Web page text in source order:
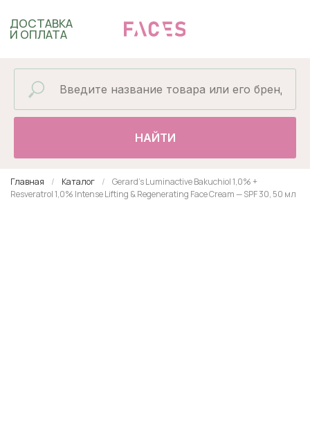
И ОПЛАТА
НАЙТИ
Главная Каталог
Gerard's Luminactive Bakuchiol 1,0% +
Resveratrol 1,0% Intense Lifting & Regenerating Face Cream — SPF 30, 50 мл